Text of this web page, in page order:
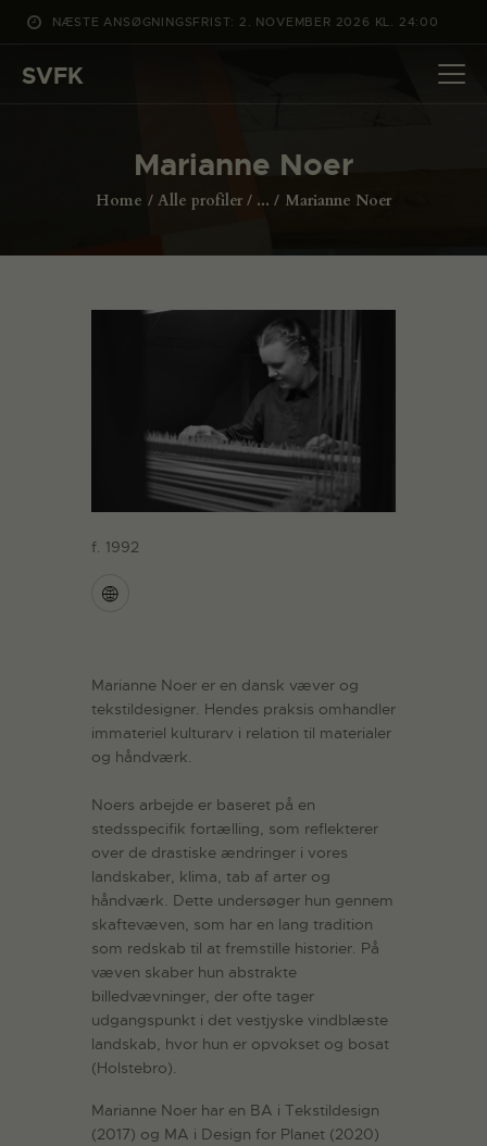
NÆSTE ANSØGNINGSFRIST: 2. NOVEMBER 2026 KL. 24:00
SVFK
Marianne Noer
Home Alle profiler ... Marianne Noer
DET SKER
ANSØG
f. 1992
Marianne Noer er en dansk væver og
tekstildesigner. Hendes praksis omhandler
immateriel kulturarv i relation til materialer
og håndværk.
Noers arbejde er baseret på en
stedsspecifik fortælling, som reflekterer
over de drastiske ændringer i vores
landskaber, klima, tab af arter og
håndværk. Dette undersøger hun gennem
skaftevæven, som har en lang tradition
som redskab til at fremstille historier. På
væven skaber hun abstrakte
billedvævninger, der ofte tager
udgangspunkt i det vestjyske vindblæste
landskab, hvor hun er opvokset og bosat
(Holstebro).
Marianne Noer har en BA i Tekstildesign
(2017) og MA i Design for Planet (2020)